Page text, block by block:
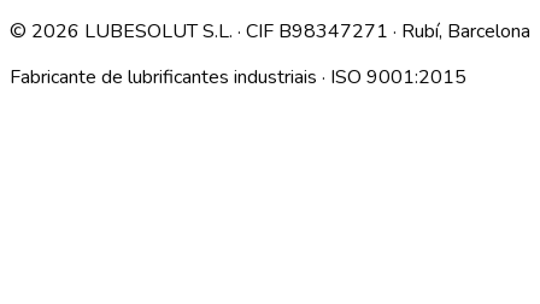
© 2026 LUBESOLUT S.L. · CIF B98347271 · Rubí, Barcelona
Fabricante de lubrificantes industriais · ISO 9001:2015